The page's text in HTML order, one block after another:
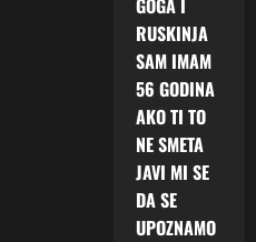
RUSKINJA
SAM IMAM
56 GODINA
AKO TI TO
NE SMETA
JAVI MI SE
DA SE
UPOZNAMO